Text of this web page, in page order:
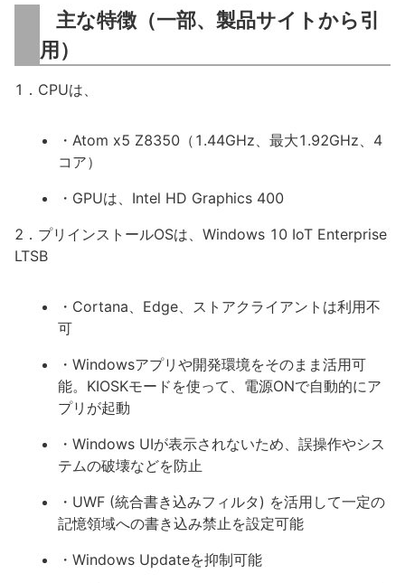
主な特徴（一部、製品サイトから引
用）
1．CPUは、
・Atom x5 Z8350（1.44GHz、最大1.92GHz、4
コア）
・GPUは、Intel HD Graphics 400
2．プリインストールOSは、Windows 10 IoT Enterprise
LTSB
・Cortana、Edge、ストアクライアントは利用不
可
・Windowsアプリや開発環境をそのまま活用可
能。KIOSKモードを使って、電源ONで自動的にア
プリが起動
・Windows UIが表示されないため、誤操作やシス
テムの破壊などを防止
・UWF (統合書き込みフィルタ) を活用して一定の
記憶領域への書き込み禁止を設定可能
・Windows Updateを抑制可能